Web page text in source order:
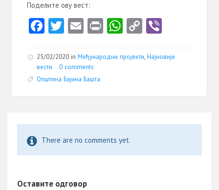
Поделите ову вест:
Fa
b
o
o
T
itt
er
E
ai
l
Pr
t
W
ts
C
py er
25/02/2020 in Међународни пројекти, Најновије
вести
0 comments
Општина Бајина Башта
There are no comments yet.
Оставите одговор